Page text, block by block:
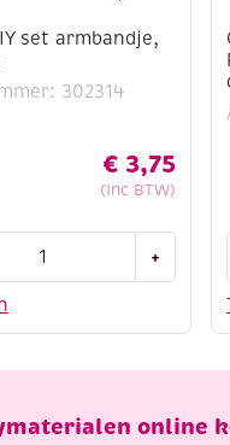
set armbandje,
302314
€ 3,75
(Inc BTW)
+
online